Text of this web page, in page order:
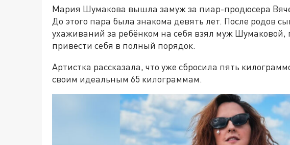
Мария Шумакова вышла замуж за пиар-продюсера
До этого пара была знакома девять лет. После родов
ухаживаний за ребёнком на себя взял муж Шумаковой,
привести себя в полный порядок.
Артистка рассказала, что уже сбросила пять
своим идеальным 65 килограммам.